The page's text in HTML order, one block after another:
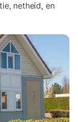
netheid, en